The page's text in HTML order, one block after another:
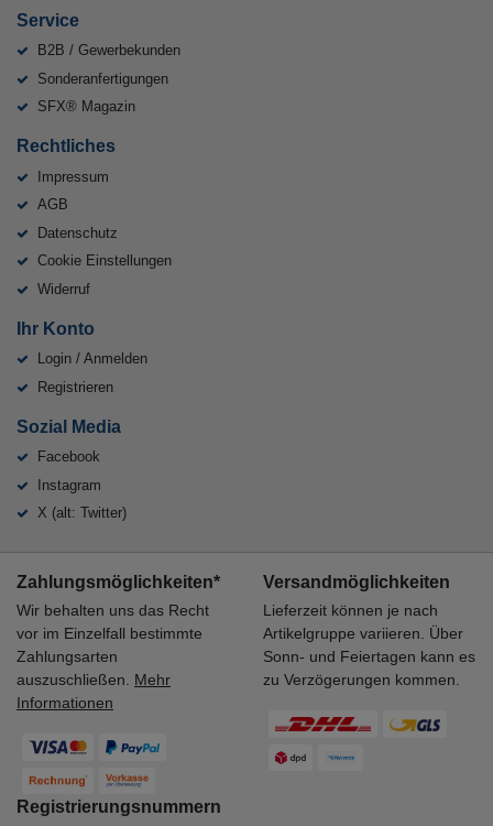
Service
B2B / Gewerbekunden
Sonderanfertigungen
SFX® Magazin
Rechtliches
Impressum
AGB
Datenschutz
Cookie Einstellungen
Widerruf
Ihr Konto
Login / Anmelden
Registrieren
Sozial Media
Facebook
Instagram
X (alt: Twitter)
Zahlungsmöglichkeiten*
Wir behalten uns das Recht
vor im Einzelfall bestimmte
Zahlungsarten
auszuschließen. Mehr
Informationen
Versandmöglichkeiten
Lieferzeit können je nach
Artikelgruppe variieren. Über
Sonn- und Feiertagen kann es
zu Verzögerungen kommen.
Registrierungsnummern